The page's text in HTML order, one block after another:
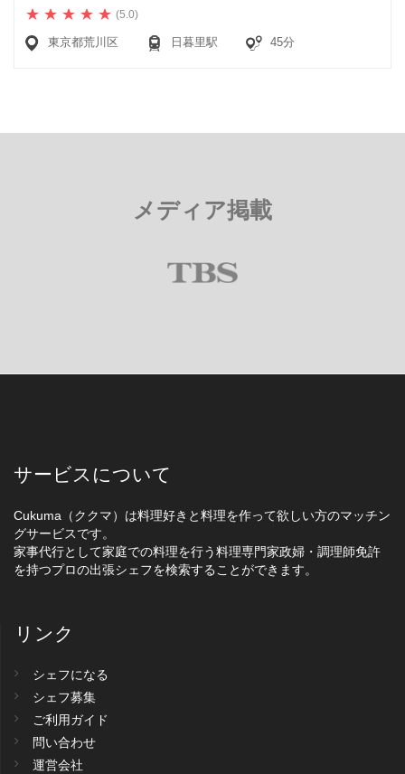
(5.0)
東京都荒川区 日暮里駅 45分
メディア掲載
サービスについて
Cukuma（ククマ）は料理好きと料理を作って欲しい方のマッチン
グサービスです。
家事代行として家庭での料理を行う料理専門家政婦・調理師免許
を持つプロの出張シェフを検索することができます。
リンク
シェフになる
シェフ募集
ご利用ガイド
問い合わせ
運営会社